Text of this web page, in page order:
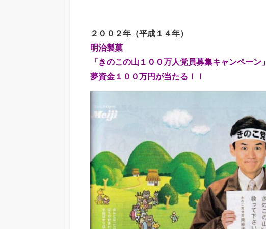
２００２年（平成１４年）
明治製菓
「きのこの山１００万人党員募集キャンペーン」
夢資金１００万円が当たる！！